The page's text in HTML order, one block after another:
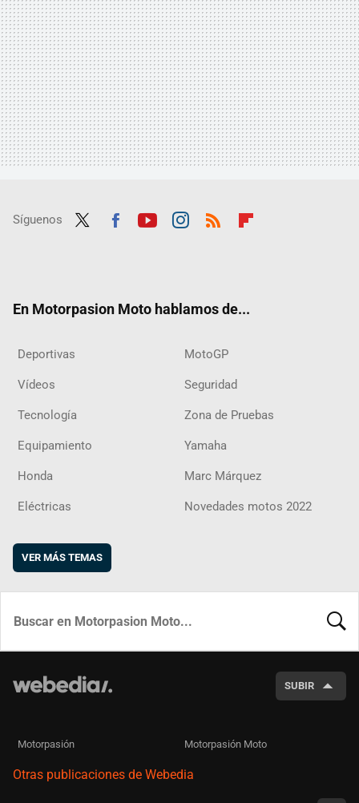
Síguenos
En Motorpasion Moto hablamos de...
Deportivas MotoGP
Vídeos Seguridad
Tecnología Zona de Pruebas
Equipamiento Yamaha
Honda Marc Márquez
Eléctricas Novedades motos 2022
VER MÁS TEMAS
SUBIR
Motorpasión Motorpasión Moto
Otras publicaciones de Webedia